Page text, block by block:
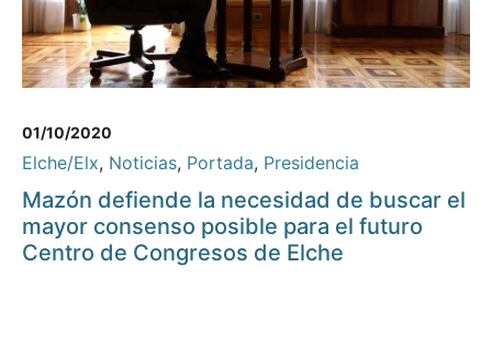
01/10/2020
Elche/Elx, Noticias, Portada, Presidencia
Mazón defiende la necesidad de buscar el
mayor consenso posible para el futuro
Centro de Congresos de Elche